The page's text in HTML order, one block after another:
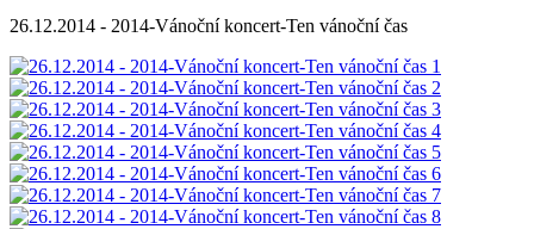
26.12.2014 - 2014-Vánoční koncert-Ten vánoční čas